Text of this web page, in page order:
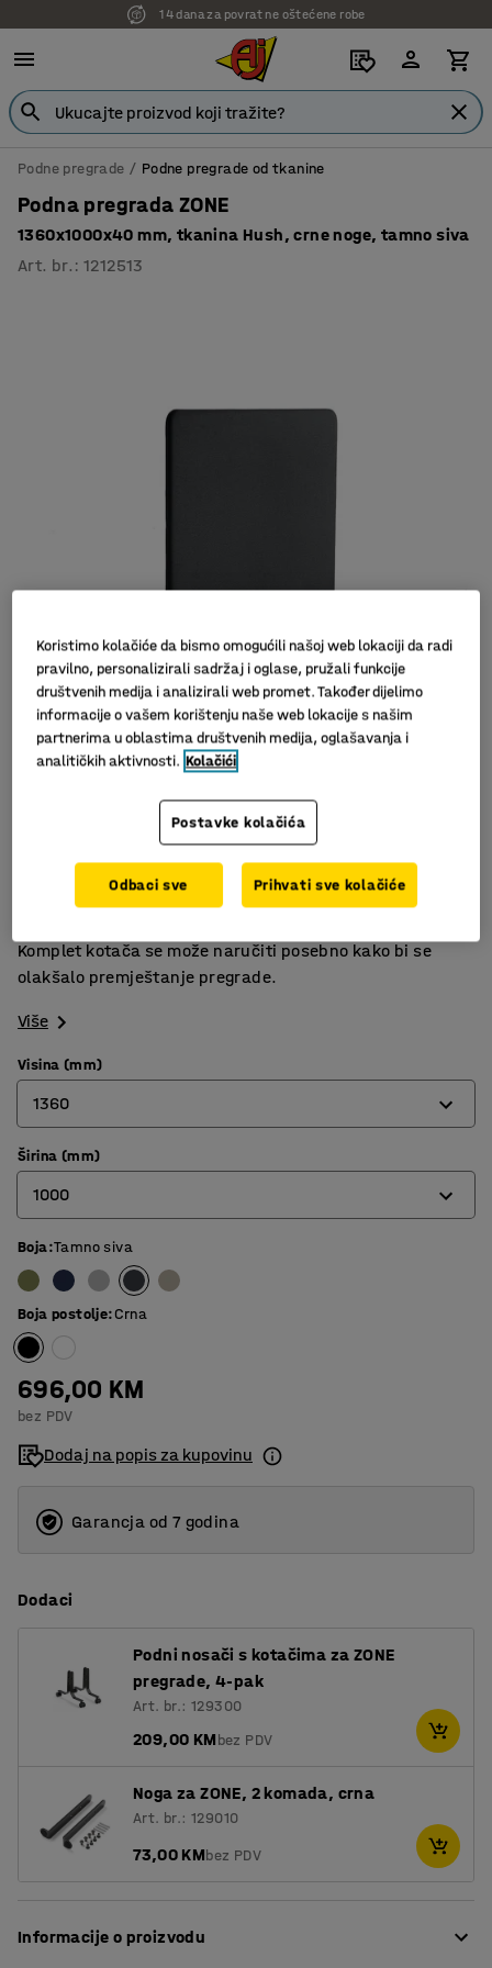
Podne pregrade Podne pregrade od tkanine
Podna pregrada ZONE
1360x1000x40 mm, tkanina Hush, crne noge, tamno siva
Art. br. :1212513
Učinkovito upijanje buke
Komplet s postoljem
Elegantan i moderan dizajn
Moderne podne pregrade koje upijaju buku dizajnirane
su u AJ. Pregrada značajno poboljšava zvučno okruženje
Komplet kotača se može naručiti posebno kako bi se
olakšalo premještanje pregrade.
Više
Visina (mm)
1360
1360
1700
Širina (mm)
1000
800
1000
Boja:Tamno siva
Boja postolje:Crna
696,00 KM
bez PDV
Dodaj na popis za kupovinu
Garancja od 7 godina
Dodaci
Podni nosači s kotačima za ZONE
pregrade, 4-pak
Art. br.: 129300
209,00 KMbez PDV
Noga za ZONE, 2 komada, crna
Art. br.: 129010
73,00 KMbez PDV
Informacije o proizvodu
Koristimo kolačiće da bismo omogućili našoj web lokaciji da radi
pravilno, personalizirali sadržaj i oglase, pružali funkcije
društvenih medija i analizirali web promet. Također dijelimo
informacije o vašem korištenju naše web lokacije s našim
partnerima u oblastima društvenih medija, oglašavanja i
analitičkih aktivnosti. Kolačići
Postavke kolačića
Odbaci sve Prihvati sve kolačiće